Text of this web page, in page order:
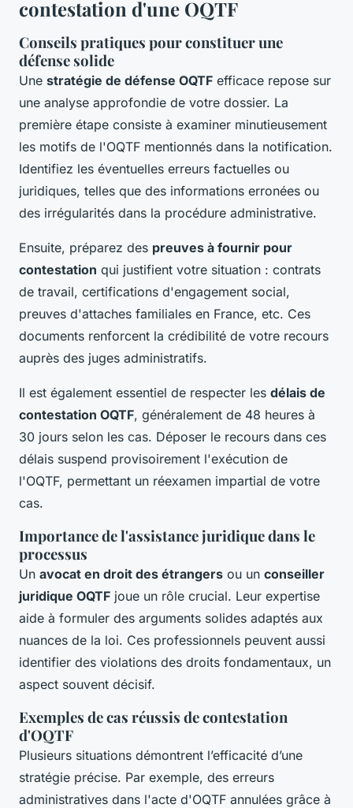
contestation d'une OQTF
Conseils pratiques pour constituer une
défense solide
Une stratégie de défense OQTF efficace repose sur
une analyse approfondie de votre dossier. La
première étape consiste à examiner minutieusement
les motifs de l'OQTF mentionnés dans la notification.
Identifiez les éventuelles erreurs factuelles ou
juridiques, telles que des informations erronées ou
des irrégularités dans la procédure administrative.
Ensuite, préparez des preuves à fournir pour
contestation qui justifient votre situation : contrats
de travail, certifications d'engagement social,
preuves d'attaches familiales en France, etc. Ces
documents renforcent la crédibilité de votre recours
auprès des juges administratifs.
Il est également essentiel de respecter les délais de
contestation OQTF, généralement de 48 heures à
30 jours selon les cas. Déposer le recours dans ces
délais suspend provisoirement l'exécution de
l'OQTF, permettant un réexamen impartial de votre
cas.
Importance de l'assistance juridique dans le
processus
Un avocat en droit des étrangers ou un conseiller
juridique OQTF joue un rôle crucial. Leur expertise
aide à formuler des arguments solides adaptés aux
nuances de la loi. Ces professionnels peuvent aussi
identifier des violations des droits fondamentaux, un
aspect souvent décisif.
Exemples de cas réussis de contestation
d'OQTF
Plusieurs situations démontrent l’efficacité d’une
stratégie précise. Par exemple, des erreurs
administratives dans l'acte d'OQTF annulées grâce à